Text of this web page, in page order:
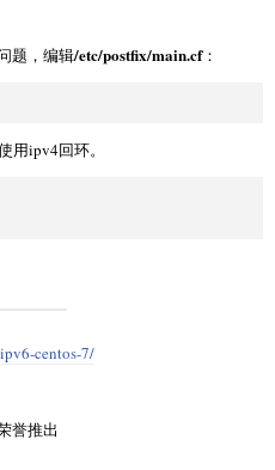
题，编辑/etc/postfix/main.cf：
用ipv4回环。
centos-7/
誉推出